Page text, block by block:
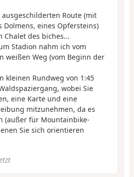
Route (mit
eines Opfersteins)
Chalet des biches...
Stadion nahm ich vom
weißen Weg (vom Beginn der
kleinen Rundweg von 1:45
wobei Sie
eine Karte und eine
mitzunehmen, da es
(außer für Mountainbike-
Sie sich orientieren